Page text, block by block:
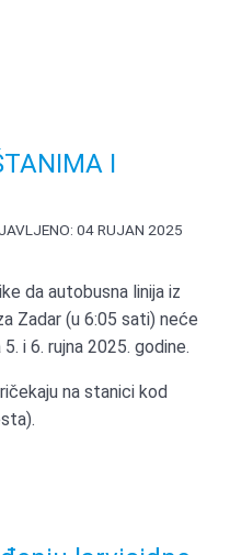
I
04 RUJAN 2025
da autobusna linija iz
Zadar (u 6:05 sati) neće
i 6. rujna 2025. godine.
na stanici kod